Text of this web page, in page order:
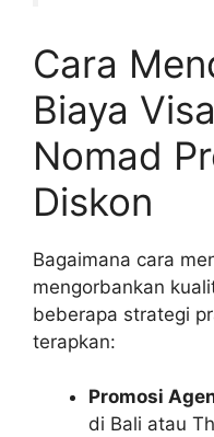
Cara
Biaya
Nomad
Diskon
Bagaimana cara
mengorbankan
beberapa strategi
terapkan:
Promosi
di Bali atau